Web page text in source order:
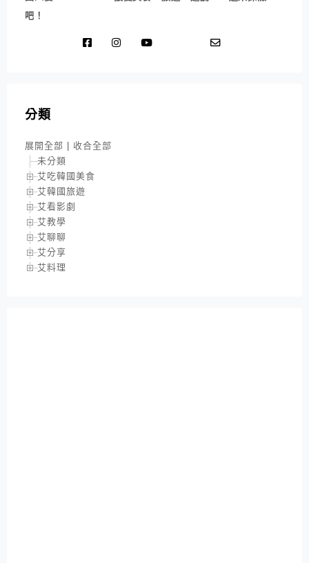
吧！
分類
展開全部
收合全部
未分類
艾吃韓國美食
艾韓國旅遊
艾看影劇
艾教學
艾聊聊
艾分享
艾料理